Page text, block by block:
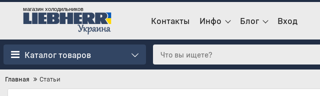
магазин холодильников
Контакты Инфо Блог Вход
Каталог товаров
Главная Статьи